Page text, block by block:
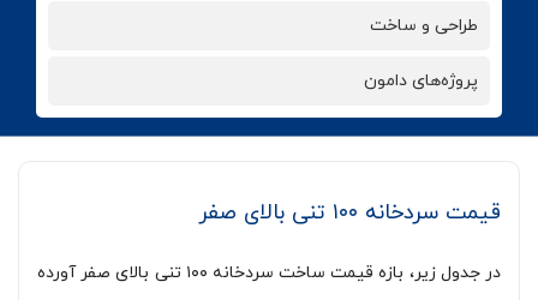
طراحی و ساخت
پروژه‌های دامون
قیمت سردخانه ۱۰۰ تنی بالای صفر
در جدول زیر، بازه قیمت ساخت سردخانه ۱۰۰ تنی بالای صفر آورده